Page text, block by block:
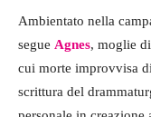
Ambientato nella
segue Agnes, moglie
cui morte improvvisa
scrittura del